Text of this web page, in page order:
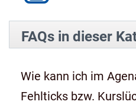
FAQs in dieser
Wie kann ich im
Fehlticks bzw.